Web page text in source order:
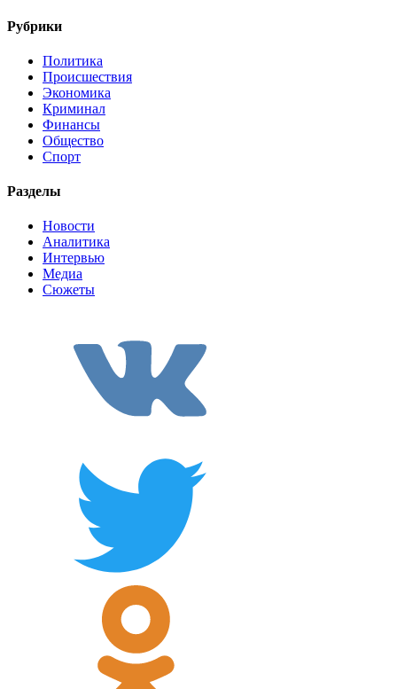
Рубрики
Политика
Происшествия
Экономика
Криминал
Финансы
Общество
Спорт
Разделы
Новости
Аналитика
Интервью
Медиа
Сюжеты